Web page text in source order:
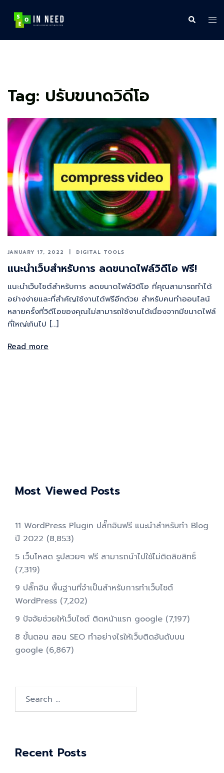
content
Search
Tag: ปรับขนาดวิดีโอ
JANUARY 17, 2022 DIGITAL TOOLS
แนะนำเว็บสำหรับการ ลดขนาดไฟล์วิดีโอ ฟรี!
แนะนำเว็บไซต์สำหรับการ ลดขนาดไฟล์วิดีโอ ที่คุณสามารถทำได้
อย่างง่ายและที่สำคัญใช้งานได้ฟรีอีกด้วย สำหรับคนทำออนไลน์
หลายครั้งที่วิดีโอของคุณไม่สามารถใช้งานได้เนื่องจากมีขนาดไฟล์
ที่ใหญ่เกินไป […]
Read more
Most Viewed Posts
11 WordPress Plugin ปลั๊กอินฟรี แนะนำสำหรับทำ Blog
ปี 2022 (8,853)
5 เว็บโหลด รูปสวยๆ ฟรี สามารถนำไปใช้ไม่ติดลิขสิทธิ์
(7,319)
9 ปลั๊กอิน พื้นฐานที่จำเป็นสำหรับการทําเว็บไซต์
WordPress (7,202)
9 ปัจจัยช่วยให้เว็บไซต์ ติดหน้าแรก google (7,197)
8 ขั้นตอน สอน SEO ทําอย่างไรให้เว็บติดอันดับบน
google (6,867)
for:
Recent Posts